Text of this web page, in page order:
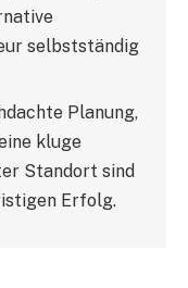
selbstständig
Planung,
kluge
Standort sind
Erfolg.